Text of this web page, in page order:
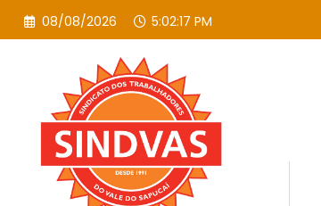
Pular
para
08/08/2026 5:02:19 PM